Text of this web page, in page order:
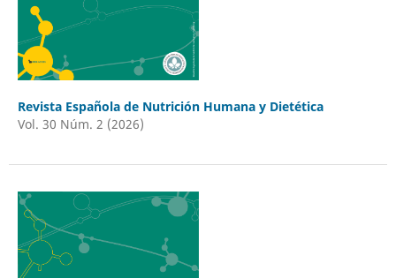
Revista Española de Nutrición Humana y Dietética
Vol. 30 Núm. 2 (2026)